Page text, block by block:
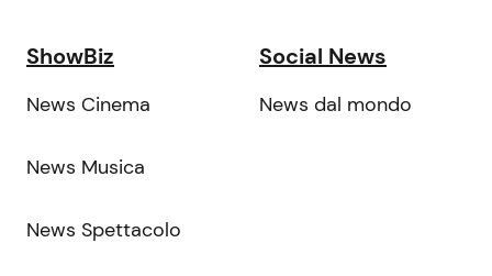
ShowBiz
News Cinema
News Musica
News Spettacolo
Social News
News dal mondo